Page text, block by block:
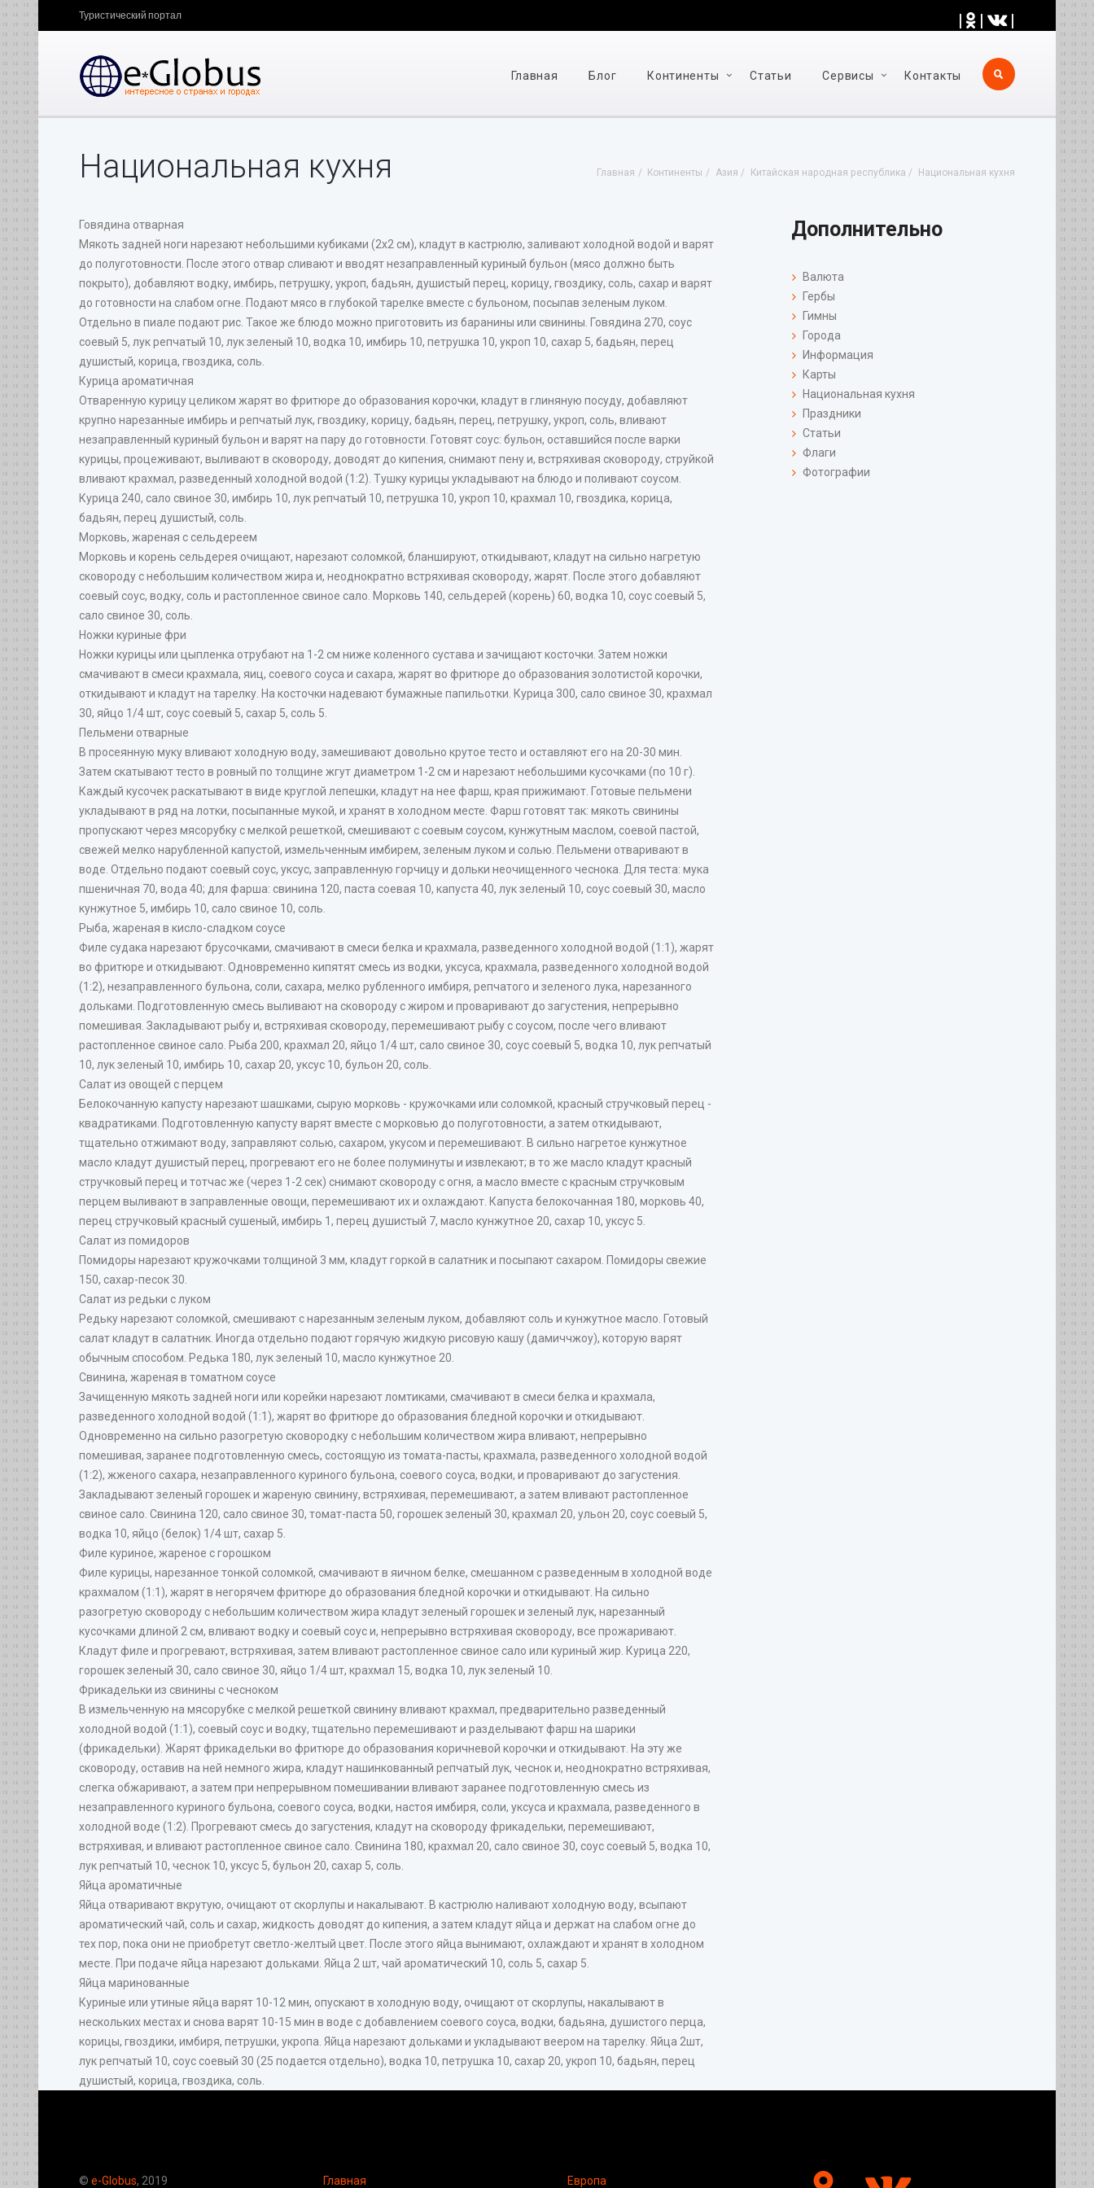
| | |
Туристический портал
Главная Блог Континенты Статьи Cервисы Контакты
Главная Континенты Азия Китайская народная республика Национальная кухня
Национальная кухня
Говядина отварная
Мякоть задней ноги нарезают небольшими кубиками (2х2 см), кладут в кастрюлю, заливают холодной водой и варят
до полуготовности. После этого отвар сливают и вводят незаправленный куриный бульон (мясо должно быть
покрыто), добавляют водку, имбирь, петрушку, укроп, бадьян, душистый перец, корицу, гвоздику, соль, сахар и варят
до готовности на слабом огне. Подают мясо в глубокой тарелке вместе с бульоном, посыпав зеленым луком.
Отдельно в пиале подают рис. Такое же блюдо можно приготовить из баранины или свинины. Говядина 270, соус
соевый 5, лук репчатый 10, лук зеленый 10, водка 10, имбирь 10, петрушка 10, укроп 10, сахар 5, бадьян, перец
душистый, корица, гвоздика, соль.
Курица ароматичная
Отваренную курицу целиком жарят во фритюре до образования корочки, кладут в глиняную посуду, добавляют
крупно нарезанные имбирь и репчатый лук, гвоздику, корицу, бадьян, перец, петрушку, укроп, соль, вливают
незаправленный куриный бульон и варят на пару до готовности. Готовят соус: бульон, оставшийся после варки
курицы, процеживают, выливают в сковороду, доводят до кипения, снимают пену и, встряхивая сковороду, струйкой
вливают крахмал, разведенный холодной водой (1:2). Тушку курицы укладывают на блюдо и поливают соусом.
Курица 240, сало свиное 30, имбирь 10, лук репчатый 10, петрушка 10, укроп 10, крахмал 10, гвоздика, корица,
бадьян, перец душистый, соль.
Морковь, жареная с сельдереем
Морковь и корень сельдерея очищают, нарезают соломкой, бланшируют, откидывают, кладут на сильно нагретую
сковороду с небольшим количеством жира и, неоднократно встряхивая сковороду, жарят. После этого добавляют
соевый соус, водку, соль и растопленное свиное сало. Морковь 140, сельдерей (корень) 60, водка 10, соус соевый 5,
сало свиное 30, соль.
Ножки куриные фри
Ножки курицы или цыпленка отрубают на 1-2 см ниже коленного сустава и зачищают косточки. Затем ножки
смачивают в смеси крахмала, яиц, соевого соуса и сахара, жарят во фритюре до образования золотистой корочки,
откидывают и кладут на тарелку. На косточки надевают бумажные папильотки. Курица 300, сало свиное 30, крахмал
30, яйцо 1/4 шт, соус соевый 5, сахар 5, соль 5.
Пельмени отварные
В просеянную муку вливают холодную воду, замешивают довольно крутое тесто и оставляют его на 20-30 мин.
Затем скатывают тесто в ровный по толщине жгут диаметром 1-2 см и нарезают небольшими кусочками (по 10 г).
Каждый кусочек раскатывают в виде круглой лепешки, кладут на нее фарш, края прижимают. Готовые пельмени
укладывают в ряд на лотки, посыпанные мукой, и хранят в холодном месте. Фарш готовят так: мякоть свинины
пропускают через мясорубку с мелкой решеткой, смешивают с соевым соусом, кунжутным маслом, соевой пастой,
свежей мелко нарубленной капустой, измельченным имбирем, зеленым луком и солью. Пельмени отваривают в
воде. Отдельно подают соевый соус, уксус, заправленную горчицу и дольки неочищенного чеснока. Для теста: мука
пшеничная 70, вода 40; для фарша: свинина 120, паста соевая 10, капуста 40, лук зеленый 10, соус соевый 30, масло
кунжутное 5, имбирь 10, сало свиное 10, соль.
Рыба, жареная в кисло-сладком соусе
Филе судака нарезают брусочками, смачивают в смеси белка и крахмала, разведенного холодной водой (1:1), жарят
во фритюре и откидывают. Одновременно кипятят смесь из водки, уксуса, крахмала, разведенного холодной водой
(1:2), незаправленного бульона, соли, сахара, мелко рубленного имбиря, репчатого и зеленого лука, нарезанного
дольками. Подготовленную смесь выливают на сковороду с жиром и проваривают до загустения, непрерывно
помешивая. Закладывают рыбу и, встряхивая сковороду, перемешивают рыбу с соусом, после чего вливают
растопленное свиное сало. Рыба 200, крахмал 20, яйцо 1/4 шт, сало свиное 30, соус соевый 5, водка 10, лук репчатый
10, лук зеленый 10, имбирь 10, сахар 20, уксус 10, бульон 20, соль.
Салат из овощей с перцем
Белокочанную капусту нарезают шашками, сырую морковь - кружочками или соломкой, красный стручковый перец -
квадратиками. Подготовленную капусту варят вместе с морковью до полуготовности, а затем откидывают,
тщательно отжимают воду, заправляют солью, сахаром, укусом и перемешивают. В сильно нагретое кунжутное
масло кладут душистый перец, прогревают его не более полуминуты и извлекают; в то же масло кладут красный
стручковый перец и тотчас же (через 1-2 сек) снимают сковороду с огня, а масло вместе с красным стручковым
перцем выливают в заправленные овощи, перемешивают их и охлаждают. Капуста белокочанная 180, морковь 40,
перец стручковый красный сушеный, имбирь 1, перец душистый 7, масло кунжутное 20, сахар 10, уксус 5.
Салат из помидоров
Помидоры нарезают кружочками толщиной 3 мм, кладут горкой в салатник и посыпают сахаром. Помидоры свежие
150, сахар-песок 30.
Салат из редьки с луком
Редьку нарезают соломкой, смешивают с нарезанным зеленым луком, добавляют соль и кунжутное масло. Готовый
салат кладут в салатник. Иногда отдельно подают горячую жидкую рисовую кашу (дамиччжоу), которую варят
обычным способом. Редька 180, лук зеленый 10, масло кунжутное 20.
Свинина, жареная в томатном соусе
Зачищенную мякоть задней ноги или корейки нарезают ломтиками, смачивают в смеси белка и крахмала,
разведенного холодной водой (1:1), жарят во фритюре до образования бледной корочки и откидывают.
Одновременно на сильно разогретую сковородку с небольшим количеством жира вливают, непрерывно
помешивая, заранее подготовленную смесь, состоящую из томата-пасты, крахмала, разведенного холодной водой
(1:2), жженого сахара, незаправленного куриного бульона, соевого соуса, водки, и проваривают до загустения.
Закладывают зеленый горошек и жареную свинину, встряхивая, перемешивают, а затем вливают растопленное
свиное сало. Свинина 120, сало свиное 30, томат-паста 50, горошек зеленый 30, крахмал 20, ульон 20, соус соевый 5,
водка 10, яйцо (белок) 1/4 шт, сахар 5.
Филе куриное, жареное с горошком
Филе курицы, нарезанное тонкой соломкой, смачивают в яичном белке, смешанном с разведенным в холодной воде
крахмалом (1:1), жарят в негорячем фритюре до образования бледной корочки и откидывают. На сильно
разогретую сковороду с небольшим количеством жира кладут зеленый горошек и зеленый лук, нарезанный
кусочками длиной 2 см, вливают водку и соевый соус и, непрерывно встряхивая сковороду, все прожаривают.
Кладут филе и прогревают, встряхивая, затем вливают растопленное свиное сало или куриный жир. Курица 220,
горошек зеленый 30, сало свиное 30, яйцо 1/4 шт, крахмал 15, водка 10, лук зеленый 10.
Фрикадельки из свинины с чесноком
В измельченную на мясорубке с мелкой решеткой свинину вливают крахмал, предварительно разведенный
холодной водой (1:1), соевый соус и водку, тщательно перемешивают и разделывают фарш на шарики
(фрикадельки). Жарят фрикадельки во фритюре до образования коричневой корочки и откидывают. На эту же
сковороду, оставив на ней немного жира, кладут нашинкованный репчатый лук, чеснок и, неоднократно встряхивая,
слегка обжаривают, а затем при непрерывном помешивании вливают заранее подготовленную смесь из
незаправленного куриного бульона, соевого соуса, водки, настоя имбиря, соли, уксуса и крахмала, разведенного в
холодной воде (1:2). Прогревают смесь до загустения, кладут на сковороду фрикадельки, перемешивают,
встряхивая, и вливают растопленное свиное сало. Свинина 180, крахмал 20, сало свиное 30, соус соевый 5, водка 10,
лук репчатый 10, чеснок 10, уксус 5, бульон 20, сахар 5, соль.
Яйца ароматичные
Яйца отваривают вкрутую, очищают от скорлупы и накалывают. В кастрюлю наливают холодную воду, всыпают
ароматический чай, соль и сахар, жидкость доводят до кипения, а затем кладут яйца и держат на слабом огне до
тех пор, пока они не приобретут светло-желтый цвет. После этого яйца вынимают, охлаждают и хранят в холодном
месте. При подаче яйца нарезают дольками. Яйца 2 шт, чай ароматический 10, соль 5, сахар 5.
Яйца маринованные
Куриные или утиные яйца варят 10-12 мин, опускают в холодную воду, очищают от скорлупы, накалывают в
нескольких местах и снова варят 10-15 мин в воде с добавлением соевого соуса, водки, бадьяна, душистого перца,
корицы, гвоздики, имбиря, петрушки, укропа. Яйца нарезают дольками и укладывают веером на тарелку. Яйца 2шт,
лук репчатый 10, соус соевый 30 (25 подается отдельно), водка 10, петрушка 10, сахар 20, укроп 10, бадьян, перец
душистый, корица, гвоздика, соль.
Дополнительно
Валюта
Гербы
Гимны
Города
Информация
Карты
Национальная кухня
Праздники
Статьи
Флаги
Фотографии
© e-Globus, 2019 Главная Европа